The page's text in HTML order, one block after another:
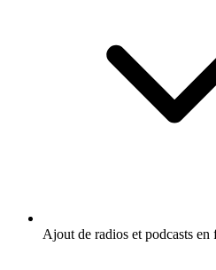
Ajout de radios et podcasts en